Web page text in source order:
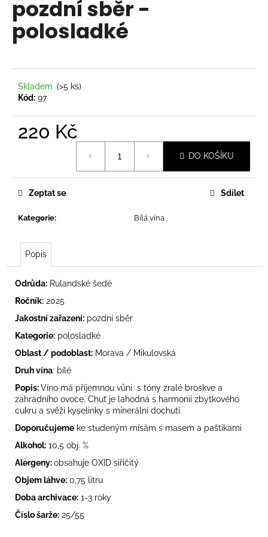
pozdní sběr -
polosladké
Skladem (>5 ks)
Kód: 97
220 Kč
DO KOŠÍKU
Kategorie: Bílá vína
Zeptat se Sdílet
Popis
Odrůda: Rulandské šedé
Ročník: 2025
Jakostní zařazení: pozdní sběr
Kategorie: polosladké
Oblast / podoblast: Morava / Mikulovská
Druh vína: bílé
Popis:Víno má příjemnou vůni s tóny zralé broskve a
zahradního ovoce. Chuť je lahodná s harmonií zbytkového
cukru a svěží kyselinky s minerální dochutí.
Doporučujeme ke studeným mísám s masem a paštikami
Alkohol: 10,5 obj. %
Alergeny:obsahuje OXID siřičitý
Objem láhve: 0,75 litru
Doba archivace: 1-3 roky
Číslo šarže: 25/55
a
j
í
?
D
p
č
u
m
e
DŘEVĚNÝ
KUFŘÍK
NA
VÍNO
POLSTROVANÝ
450